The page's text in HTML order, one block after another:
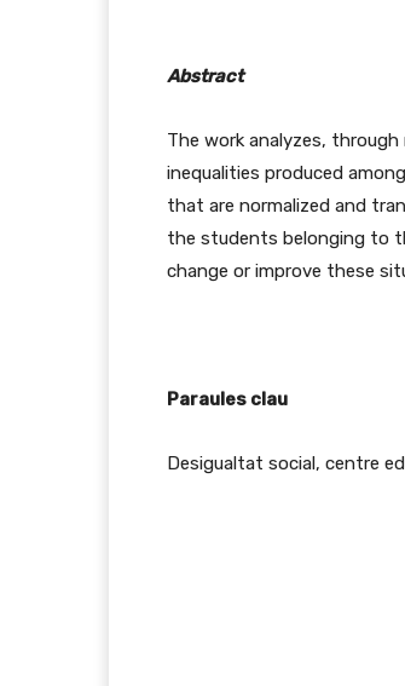
Abstract
The work analyzes,
inequalities produced
that are normalized and
the students belonging to
change or improve these
Paraules clau
Desigualtat social, centre